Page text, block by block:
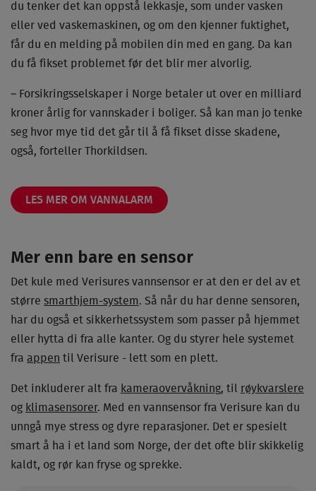
du tenker det kan oppstå lekkasje, som under vasken
eller ved vaskemaskinen, og om den kjenner fuktighet,
får du en melding på mobilen din med en gang. Da kan
du få fikset problemet før det blir mer alvorlig.
– Forsikringsselskaper i Norge betaler ut over en milliard
kroner årlig for vannskader i boliger. Så kan man jo tenke
seg hvor mye tid det går til å få fikset disse skadene,
også, forteller Thorkildsen.
LES MER OM VANNALARM
Mer enn bare en sensor
Det kule med Verisures vannsensor er at den er del av et
større smarthjem-system. Så når du har denne sensoren,
har du også et sikkerhetssystem som passer på hjemmet
eller hytta di fra alle kanter. Og du styrer hele systemet
fra appen til Verisure - lett som en plett.
Det inkluderer alt fra kameraovervåkning, til røykvarslere
og klimasensorer. Med en vannsensor fra Verisure kan du
unngå mye stress og dyre reparasjoner. Det er spesielt
smart å ha i et land som Norge, der det ofte blir skikkelig
kaldt, og rør kan fryse og sprekke.